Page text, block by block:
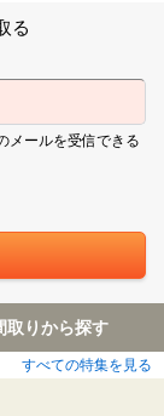
る
メールを受信できる
取りから探す
すべての特集を見る